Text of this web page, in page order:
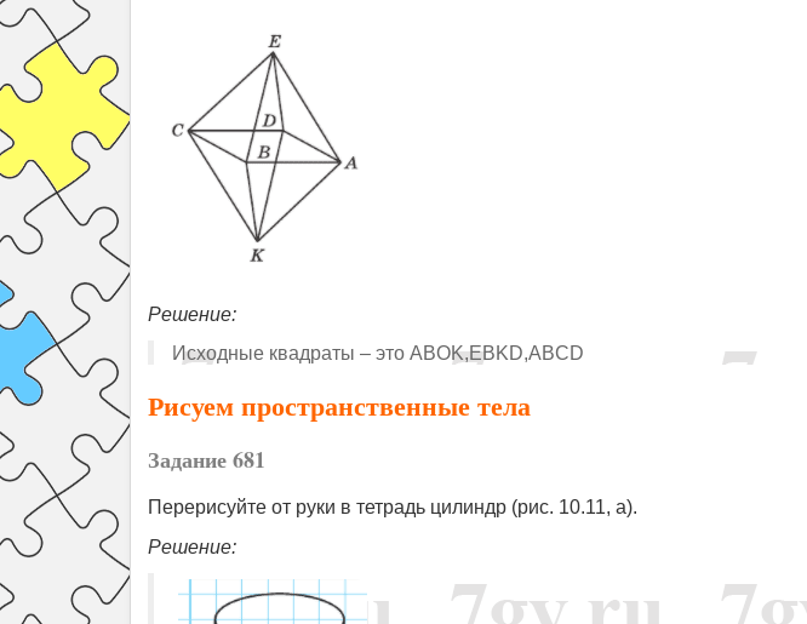
Решение:
Исходные квадраты – это ABOK,EBKD,ABCD
Рисуем пространственные тела
Задание 681
Перерисуйте от руки в тетрадь цилиндр (рис. 10.11, а).
Решение: